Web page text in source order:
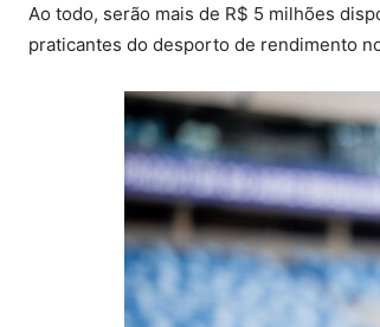
Ao todo, serão mais de R$ 5 milhões
praticantes do desporto de rendimento